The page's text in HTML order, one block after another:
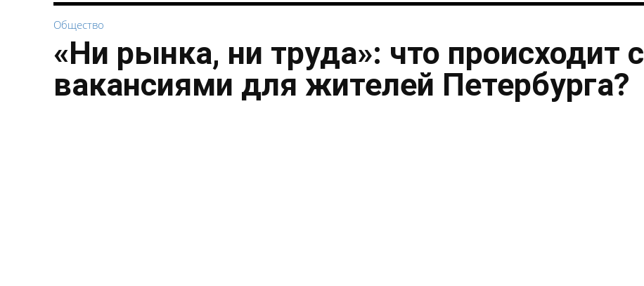
Общество
«Ни рынка, ни труда»: что происходит с
вакансиями для жителей Петербурга?